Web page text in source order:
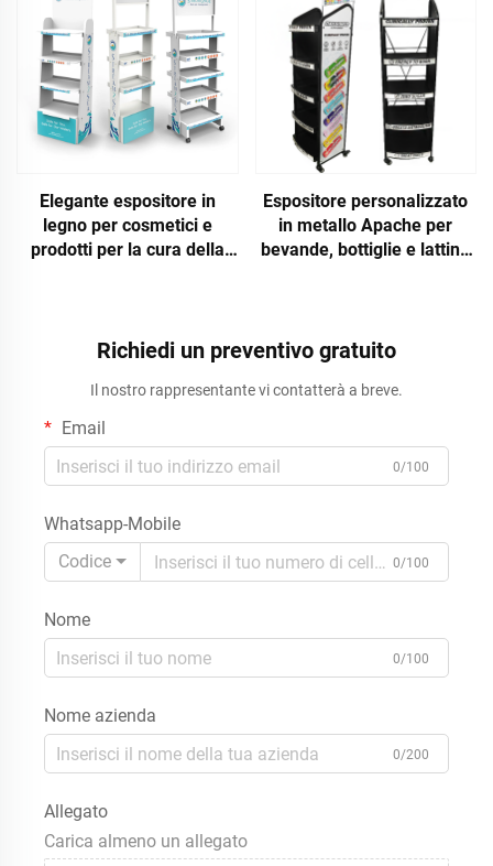
di Vestiti
Elegante espositore in
legno per cosmetici e
prodotti per la cura della
Espositore personalizzato
in metallo Apache per
bevande, bottiglie e lattine
Richiedi un preventivo gratuito
Il nostro rappresentante vi contatterà a breve.
Email
0/100
Whatsapp-Mobile
Codice
0/100
Nome
0/100
Nome azienda
0/200
Allegato
Carica almeno un allegato